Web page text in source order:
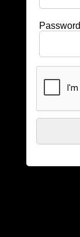
Password